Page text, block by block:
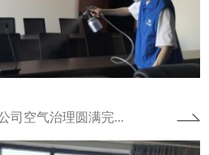
司空气治理圆满完...
养中心治理...